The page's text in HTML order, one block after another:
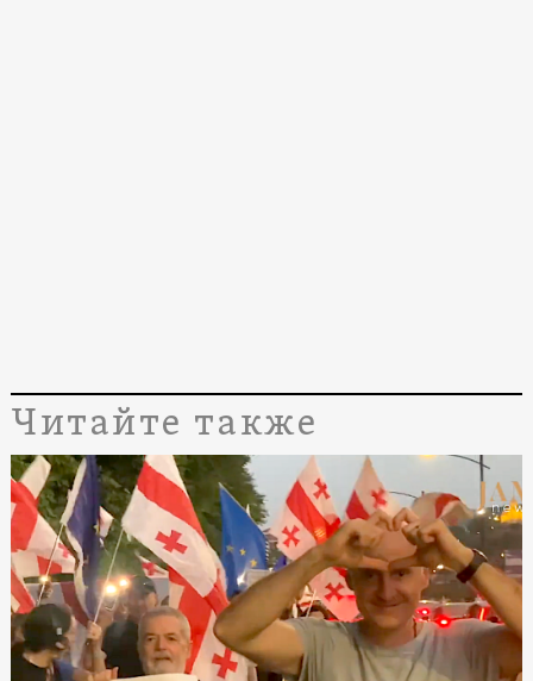
Читайте также